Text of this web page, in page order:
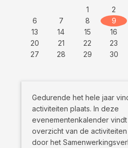
1 2
6
7 8 9
13
14 15 16
20
21 22 23
27
28 29 30
Gedurende het hele jaar
activiteiten plaats. In deze
evenementenkalender
overzicht van de
door het